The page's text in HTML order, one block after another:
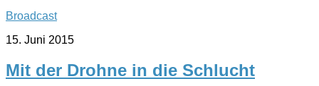
Broadcast
15. Juni 2015
Mit der Drohne in die Schlucht